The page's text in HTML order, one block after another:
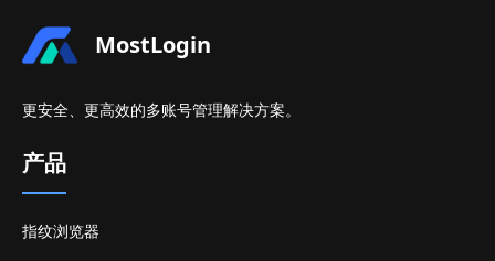
MostLogin
更安全、更高效的多账号管理解决方案。
产品
指纹浏览器